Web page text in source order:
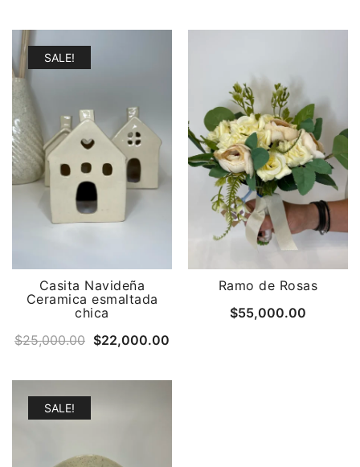
SALE!
Casita Navideña
Ceramica esmaltada
chica
$25,000.00 Original
was:
$22,000.00
is:
Ramo de Rosas
$55,000.00
SALE!